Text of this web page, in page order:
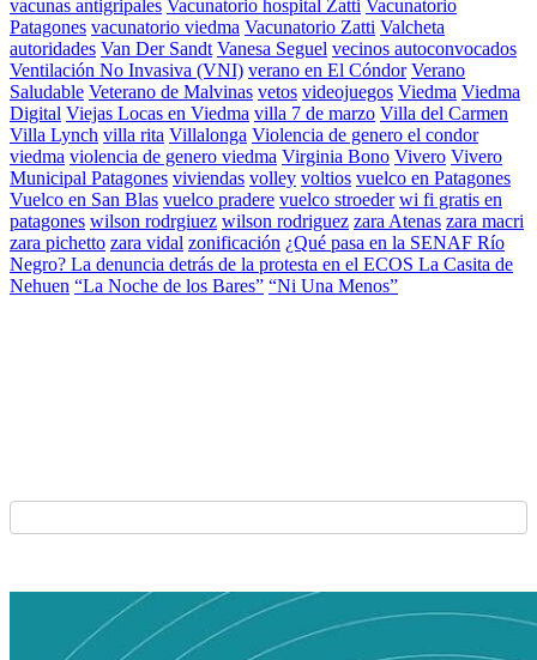
vacunas antigripales Vacunatorio hospital Zatti Vacunatorio
Patagones vacunatorio viedma Vacunatorio Zatti Valcheta
autoridades Van Der Sandt Vanesa Seguel vecinos autoconvocados
Ventilación No Invasiva (VNI) verano en El Cóndor Verano
Saludable Veterano de Malvinas vetos videojuegos Viedma Viedma
Digital Viejas Locas en Viedma villa 7 de marzo Villa del Carmen
Villa Lynch villa rita Villalonga Violencia de genero el condor
viedma violencia de genero viedma Virginia Bono Vivero Vivero
Municipal Patagones viviendas volley voltios vuelco en Patagones
Vuelco en San Blas vuelco pradere vuelco stroeder wi fi gratis en
patagones wilson rodrgiuez wilson rodriguez zara Atenas zara macri
zara pichetto zara vidal zonificación ¿Qué pasa en la SENAF Río
Negro? La denuncia detrás de la protesta en el ECOS La Casita de
Nehuen “La Noche de los Bares” “Ni Una Menos”